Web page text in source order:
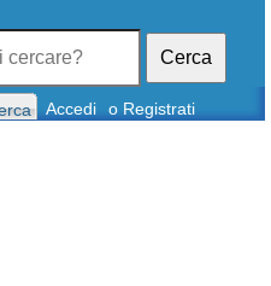
Cerca
Accedi o Registrati